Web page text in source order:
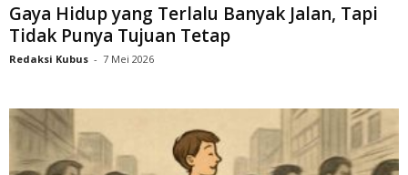
Gaya Hidup yang Terlalu Banyak Jalan, Tapi
Tidak Punya Tujuan Tetap
Redaksi Kubus - 7 Mei 2026